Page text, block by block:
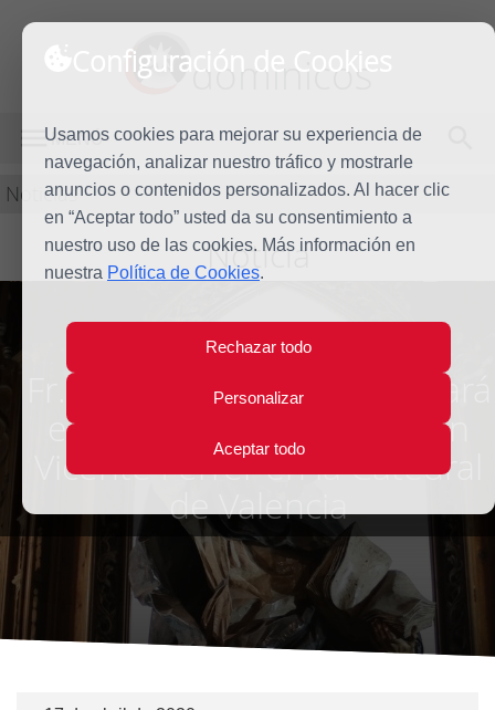
Configuración de Cookies
Usamos cookies para mejorar su experiencia de
navegación, analizar nuestro tráfico y mostrarle
anuncios o contenidos personalizados. Al hacer clic
en “Aceptar todo” usted da su consentimiento a
nuestro uso de las cookies. Más información en
nuestra Política de Cookies.
Rechazar todo
Personalizar
Aceptar todo
dominicos
MENÚ
Noticias
Noticia
Fr. Vicente Grau OP predicará
en la solemne misa de San
Vicente Ferrer en la Catedral
de Valencia